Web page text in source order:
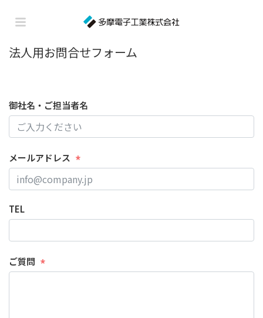
法人用お問合せフォーム
御社名・ご担当者名
メールアドレス
TEL
ご質問